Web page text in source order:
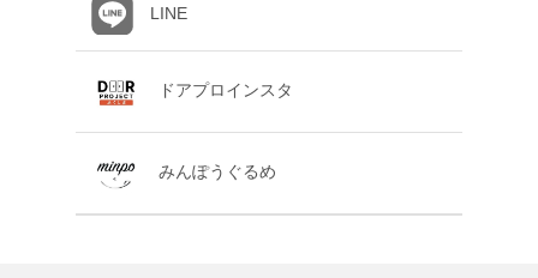
LINE
ドアプロインスタ
みんぽうぐるめ